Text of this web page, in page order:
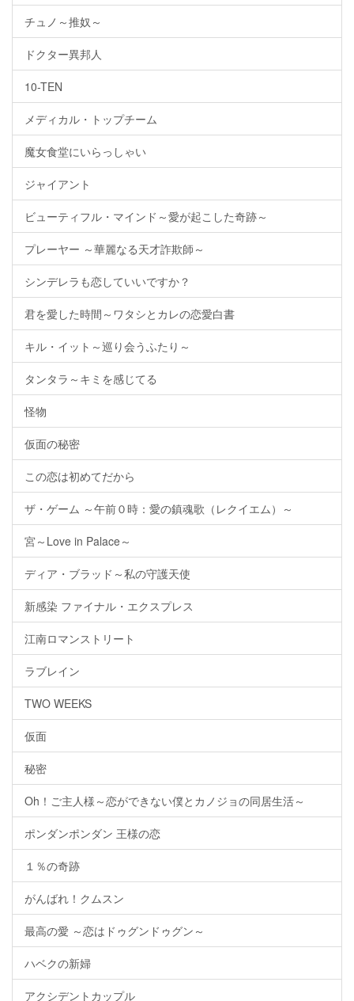
チュノ～推奴～
ドクター異邦人
10-TEN
メディカル・トップチーム
魔女食堂にいらっしゃい
ジャイアント
ビューティフル・マインド～愛が起こした奇跡～
プレーヤー ～華麗なる天才詐欺師～
シンデレラも恋していいですか？
君を愛した時間～ワタシとカレの恋愛白書
キル・イット～巡り会うふたり～
タンタラ～キミを感じてる
怪物
仮面の秘密
この恋は初めてだから
ザ・ゲーム ～午前０時：愛の鎮魂歌（レクイエム）～
宮～Love in Palace～
ディア・ブラッド～私の守護天使
新感染 ファイナル・エクスプレス
江南ロマンストリート
ラブレイン
TWO WEEKS
仮面
秘密
Oh！ご主人様～恋ができない僕とカノジョの同居生活～
ポンダンポンダン 王様の恋
１％の奇跡
がんばれ！クムスン
最高の愛 ～恋はドゥグンドゥグン～
ハベクの新婦
アクシデントカップル